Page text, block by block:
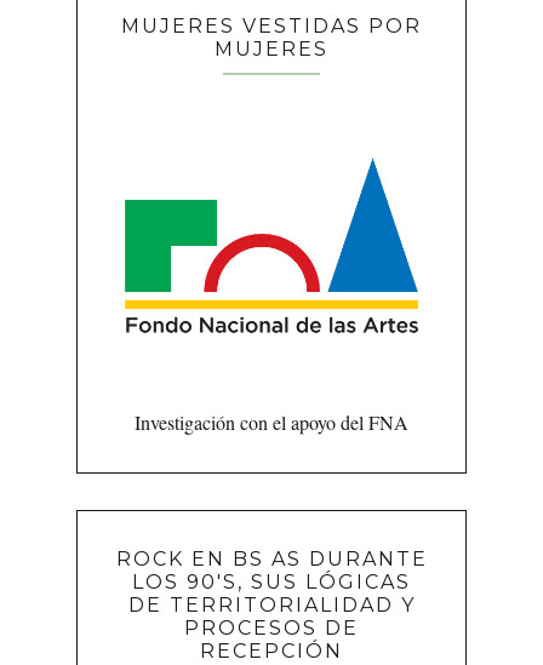
MUJERES VESTIDAS POR
MUJERES
Investigación con el apoyo del FNA
ROCK EN BS AS DURANTE
LOS 90'S, SUS LÓGICAS
DE TERRITORIALIDAD Y
PROCESOS DE
RECEPCIÓN